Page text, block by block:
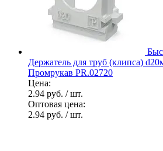
Держатель для труб (клипса)
Промрукав PR.02720
Цена:
2.94 руб. / шт.
Оптовая цена:
2.94 руб. / шт.